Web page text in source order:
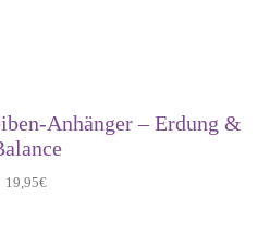
Anhänger – Erdung &
19,95€